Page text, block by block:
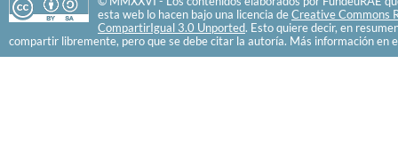
esta web lo hacen bajo una licencia de Creative Commons
CompartirIgual 3.0 Unported. Esto quiere decir, en
compartir libremente, pero que se debe citar la autoría. Más información en